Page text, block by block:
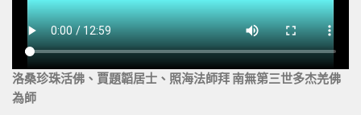
洛桑珍珠活佛、賈題韜居士、照海法師拜 南無第三世多杰羌佛
為師